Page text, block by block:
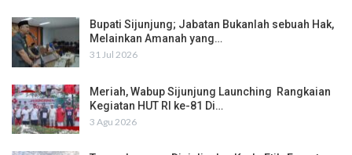
Bupati Sijunjung; Jabatan Bukanlah sebuah Hak,
Melainkan Amanah yang…
31 Jul 2026
Meriah, Wabup Sijunjung Launching Rangkaian
Kegiatan HUT RI ke-81 Di…
3 Agu 2026